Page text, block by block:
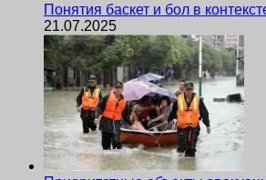
Понятия баскет и бол в
21.07.2025